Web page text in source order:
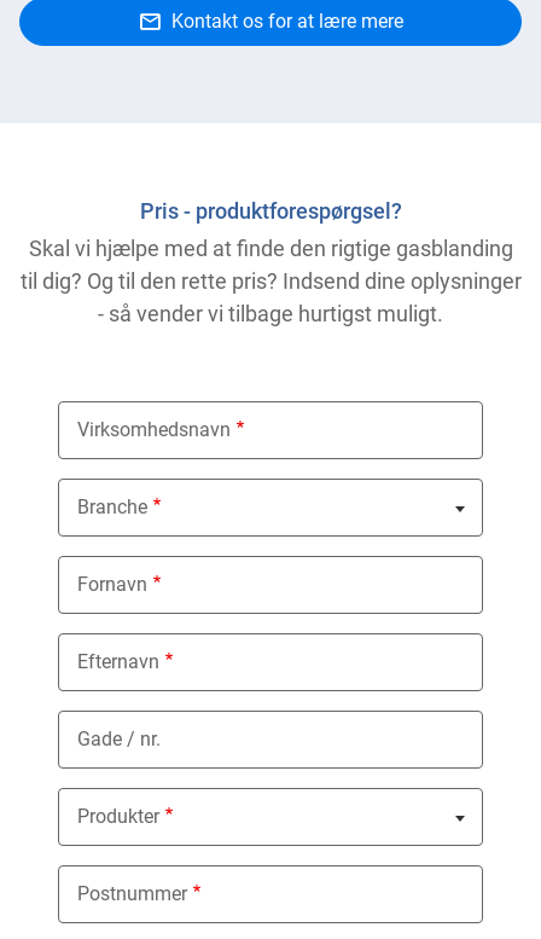
Kontakt os for at lære mere
Pris - produktforespørgsel?
Skal vi hjælpe med at finde den rigtige gasblanding
til dig? Og til den rette pris? Indsend dine oplysninger
- så vender vi tilbage hurtigst muligt.
Virksomhedsnavn
Branche
Nothing selected
Fornavn
Efternavn
Gade / nr.
Produkter
Nothing selected
Postnummer